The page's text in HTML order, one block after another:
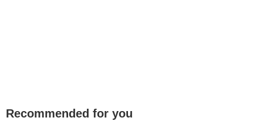
Recommended for you